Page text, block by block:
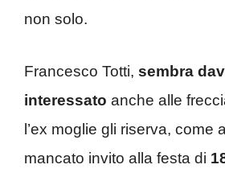
non solo.
Francesco Totti, sembra
interessato anche alle
l’ex moglie gli riserva, come
mancato invito alla festa di